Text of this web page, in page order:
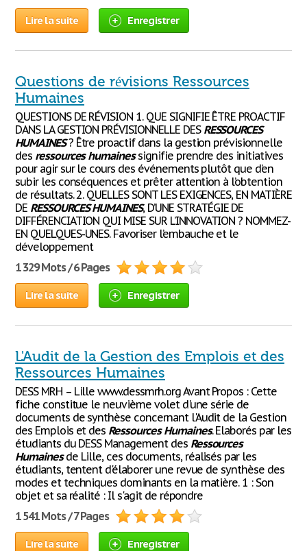
Lire la suite Enregistrer
Questions de révisions Ressources
Humaines
QUESTIONS DE RÉVISION 1. QUE SIGNIFIE ÊTRE PROACTIF
DANS LA GESTION PRÉVISIONNELLE DES RESSOURCES
HUMAINES? Être proactif dans la gestion prévisionnelle
des ressources humainessignifie prendre des initiatives
pour agir sur le cours des événements plutôt que d’en
subir les conséquences et prêter attention à l’obtention
de résultats. 2. QUELLES SONT LES EXIGENCES, EN MATIÈRE
DE RESSOURCES HUMAINES, D’UNE STRATÉGIE DE
DIFFÉRENCIATION QUI MISE SUR L’INNOVATION ? NOMMEZ-
EN QUELQUES-UNES. Favoriser l’embauche et le
développement
1 329 Mots / 6 Pages
Lire la suite Enregistrer
L'Audit de la Gestion des Emplois et des
Ressources Humaines
DESS MRH – Lille www.dessmrh.org Avant Propos : Cette
fiche constitue le neuvième volet d'une série de
documents de synthèse concernant l'Audit de la Gestion
des Emplois et des Ressources Humaines. Elaborés par les
étudiants du DESS Management des Ressources
Humainesde Lille, ces documents, réalisés par les
étudiants, tentent d'élaborer une revue de synthèse des
modes et techniques dominants en la matière. 1 : Son
objet et sa réalité : Il s'agit de répondre
1 541 Mots / 7 Pages
Lire la suite Enregistrer